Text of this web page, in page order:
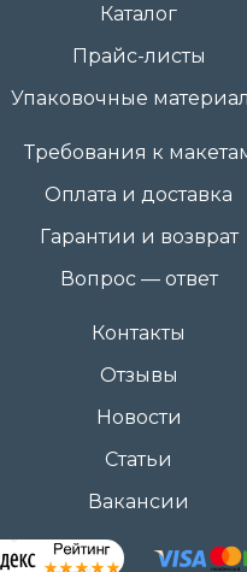
Каталог
Прайс-листы
Упаковочные
Требования к
Оплата и доставка
Гарантии и возврат
Вопрос — ответ
Контакты
Отзывы
Новости
Статьи
Вакансии